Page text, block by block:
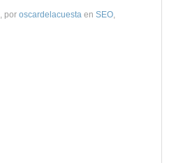
, por oscardelacuesta en SEO,